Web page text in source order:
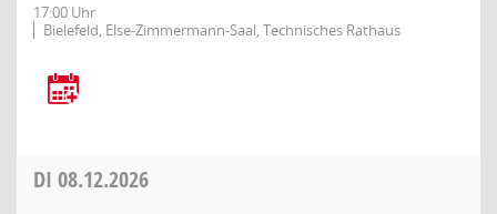
17:00 Uhr
Bielefeld, Else-Zimmermann-Saal, Technisches Rathaus
DI 08.12.2026